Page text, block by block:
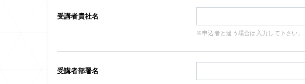
受講者貴社名
※申込者と違う場合は入力して下さい。
受講者部署名